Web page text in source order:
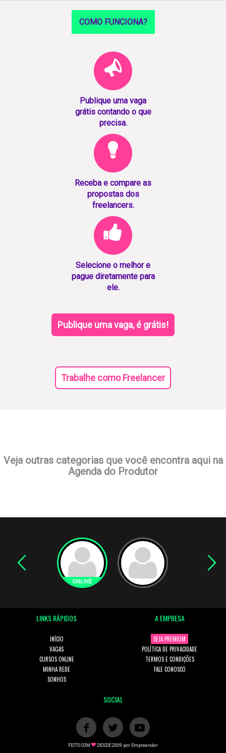
COMO FUNCIONA?
Publique uma vaga
grátis contando o que
precisa.
Receba e compare as
propostas dos
freelancers.
Selecione o melhor e
pague diretamente para
ele.
Publique uma vaga, é grátis!
Trabalhe como Freelancer
Veja outras categorias que você encontra aqui na
Agenda do Produtor
LINKS RÁPIDOS
INÍCIO
VAGAS
CURSOS ONLINE
MINHA REDE
SONHOS
A EMPRESA
SEJA PREMIUM
POLÍTICA DE PRIVACIDADE
TERMOS E CONDIÇÕES
FALE CONOSCO
SOCIAL
FEITO COM DESDE 2009 por Empreender